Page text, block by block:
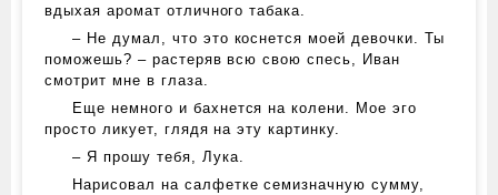
вдыхая аромат отличного табака.
– Не думал, что это коснется моей девочки. Ты
поможешь? – растеряв всю свою спесь, Иван
смотрит мне в глаза.
Еще немного и бахнется на колени. Мое эго
просто ликует, глядя на эту картинку.
– Я прошу тебя, Лука.
Нарисовал на салфетке семизначную сумму,